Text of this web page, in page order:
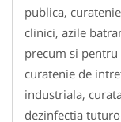
publica,
clinici, azile
precum si
curatenie de
industriala,
dezinfectia